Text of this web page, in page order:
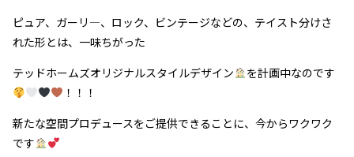
ピュア、ガーリ―、ロック、ビンテージなどの、テイスト分けさ
れた形とは、一味ちがった
テッドホームズオリジナルスタイルデザイン
を計画中なのです
！！！
新たな空間プロデュースをご提供できることに、今からワクワク
です